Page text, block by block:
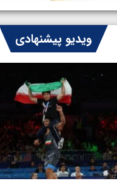
چشم به راه چهار مدال در پنج وزن دوم
نوجوانان جهان
ویدیو پیشنهادی